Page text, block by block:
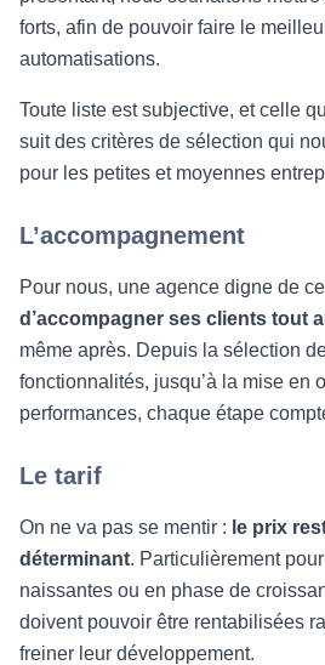
forts, afin de pouvoir faire le
automatisations.
Toute liste est subjective, et celle
suit des critères de sélection qui
pour les petites et moyennes
L’accompagnement
Pour nous, une agence digne de
d’accompagner ses clients tout
même après. Depuis la sélection
fonctionnalités, jusqu’à la mise en
performances, chaque étape
Le tarif
On ne va pas se mentir : le prix
déterminant. Particulièrement
naissantes ou en phase de
doivent pouvoir être rentabilisées
freiner leur développement.